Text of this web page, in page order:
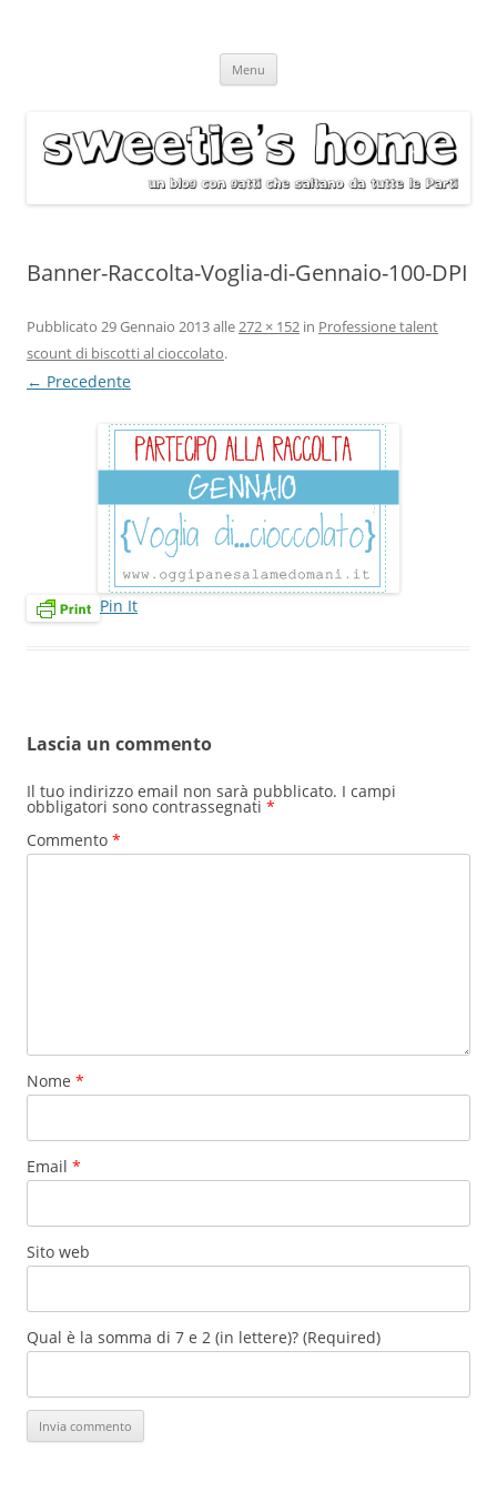
Menu
Banner-Raccolta-Voglia-di-Gennaio-100-DPI
Pubblicato 29 Gennaio 2013alle272 × 152 in Professione talent
scount di biscotti al cioccolato.
← Precedente
Pin It
Lascia un commento
Il tuo indirizzo email non sarà pubblicato. I campi
obbligatori sono contrassegnati *
Commento *
Nome *
Email *
Sito web
Qual è la somma di 7 e 2 (in lettere)? (Required)